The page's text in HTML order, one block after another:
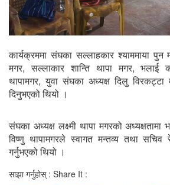
कार्यक्रममा संघका सल्लाहकार श्याममाया
मगर, सल्लाकार शान्ति थापा मगर, भलाई
थापामगर, युवा संघका अध्यक्ष दिलु
दिनुभएको थियो ।
संघका अध्यक्ष लक्ष्मी थापा मगरको अध्यक्षतामा
विष्णु थापामगरले स्वागत मन्तव्य तथा
गर्नुभएको थियो ।
साझा गर्नुहोस् : Share It :